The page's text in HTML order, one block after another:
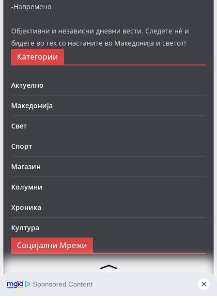
-Навремено
Објективни и независни дневни вести. Следете нè и
бидете во тек со настаните во Македонија и светот!
Категории
Актуелно
Македонија
Свет
Спорт
Магазин
Колумни
Хроника
Култура
Социјални Мрежи